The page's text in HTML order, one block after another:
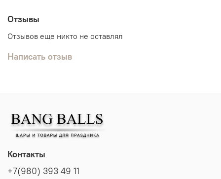
1 фигура "Месяц"
Отзывы
Отзывов еще никто не оставлял
Написать отзыв
Контакты
+7(980) 393 49 11